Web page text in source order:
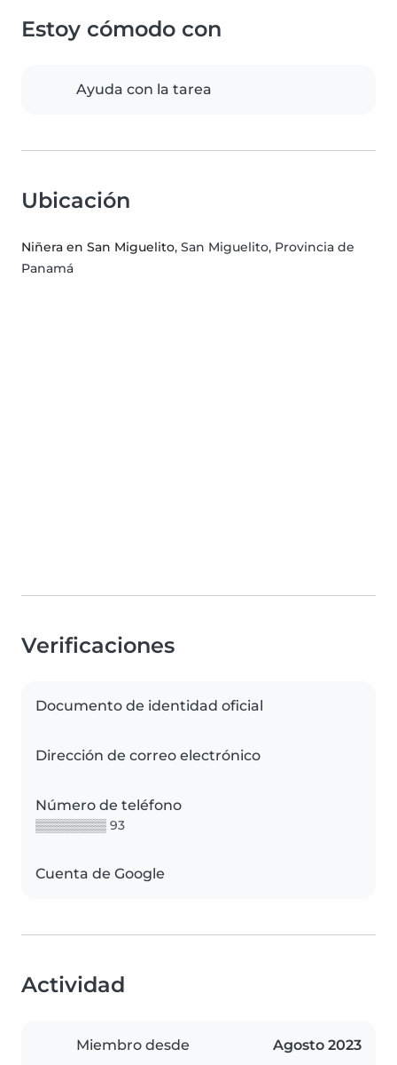
Estoy cómodo con
Ayuda con la tarea
Ubicación
Niñera en San Miguelito, San Miguelito, Provincia de
Panamá
Verificaciones
Documento de identidad oficial
Dirección de correo electrónico
Número de teléfono
▒▒▒▒▒▒▒▒ 93
Cuenta de Google
Actividad
Miembro desde Agosto 2023